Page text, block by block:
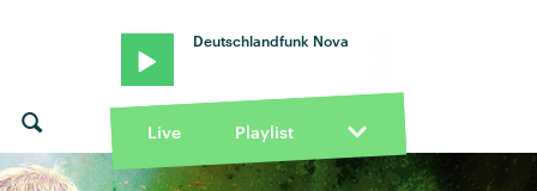
Deutschlandfunk Nova
Live Playlist